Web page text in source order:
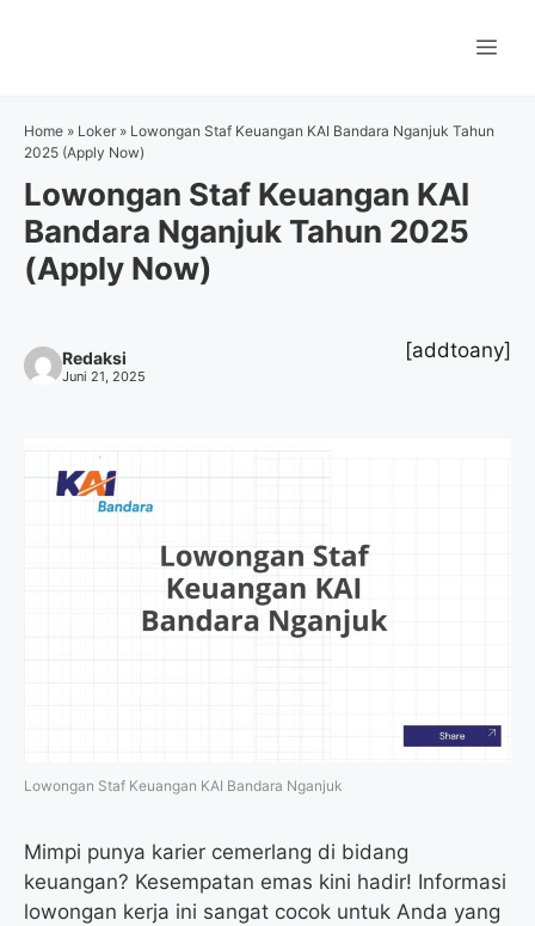
Home » Loker » Lowongan Staf Keuangan KAI Bandara Nganjuk Tahun
2025 (Apply Now)
Lowongan Staf Keuangan KAI
Bandara Nganjuk Tahun 2025
(Apply Now)
Redaksi
Juni 21, 2025
[addtoany]
Lowongan Staf Keuangan KAI Bandara Nganjuk
Mimpi punya karier cemerlang di bidang
keuangan? Kesempatan emas kini hadir! Informasi
lowongan kerja ini sangat cocok untuk Anda yang